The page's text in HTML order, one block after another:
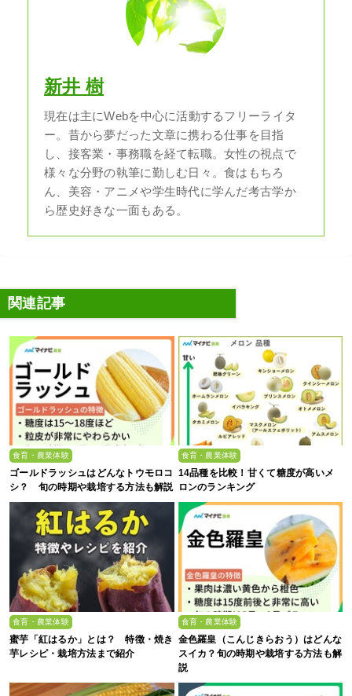
新井 樹
現在は主にWebを中心に活動するフリーライタ
ー。昔から夢だった文章に携わる仕事を目指
し、接客業・事務職を経て転職。女性の視点で
様々な分野の執筆に勤しむ日々。食はもちろ
ん、美容・アニメや学生時代に学んだ考古学か
ら歴史好きな一面もある。
関連記事
食育・農業体験
ゴールドラッシュはどんなトウモロコ
シ？ 旬の時期や栽培する方法も解説
食育・農業体験
14品種を比較！甘くて糖度が高いメ
ロンのランキング
食育・農業体験
蜜芋「紅はるか」とは？ 特徴・焼き
芋レシピ・栽培方法まで紹介
食育・農業体験
金色羅皇（こんじきらおう）はどんな
スイカ？旬の時期や栽培する方法も解
説